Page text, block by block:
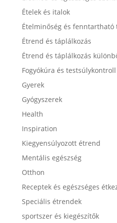
Ételek és italok
Ételminőség és fenntartható
Étrend és táplálkozás
Étrend és táplálkozás
Fogyókúra és testsúlykontroll
Gyerek
Gyógyszerek
Health
Inspiration
Kiegyensúlyozott étrend
Mentális egészség
Otthon
Receptek és egészséges
Speciális étrendek
sportszer és kiegészítők